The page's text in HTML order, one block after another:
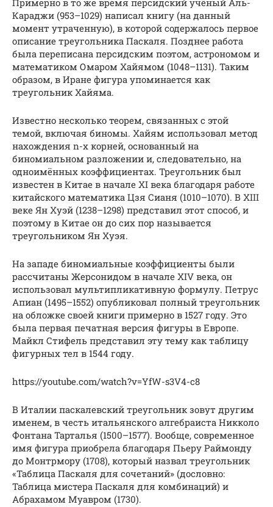
Примерно в то же время персидский учёный Аль-
Караджи (953–1029) написал книгу (на данный
момент утраченную), в которой содержалось первое
описание треугольника Паскаля. Позднее работа
была переписана персидским поэтом, астрономом и
математиком Омаром Хайямом (1048–1131). Таким
образом, в Иране фигура упоминается как
треугольник Хайяма.
Известно несколько теорем, связанных с этой
темой, включая биномы. Хайям использовал метод
нахождения n-x корней, основанный на
биномиальном разложении и, следовательно, на
одноимённых коэффициентах. Треугольник был
известен в Китае в начале XI века благодаря работе
китайского математика Цзя Сианя (1010–1070). В XIII
веке Ян Хуэй (1238–1298) представил этот способ, и
поэтому в Китае он до сих пор называется
треугольником Ян Хуэя.
На западе биномиальные коэффициенты были
рассчитаны Жерсонидом в начале XIV века, он
использовал мультипликативную формулу. Петрус
Апиан (1495–1552) опубликовал полный треугольник
на обложке своей книги примерно в 1527 году. Это
была первая печатная версия фигуры в Европе.
Майкл Стифель представил эту тему как таблицу
фигурных тел в 1544 году.
https://youtube.com/watch?v=YfW-s3V4-c8
В Италии паскалевский треугольник зовут другим
именем, в честь итальянского алгебраиста Никколо
Фонтана Тарталья (1500–1577). Вообще, современное
имя фигура приобрела благодаря Пьеру Раймонду
до Монтрмору (1708), который назвал треугольник
«Таблица Паскаля для сочетаний» (дословно:
Таблица мистера Паскаля для комбинаций) и
Абрахамом Муавром (1730).